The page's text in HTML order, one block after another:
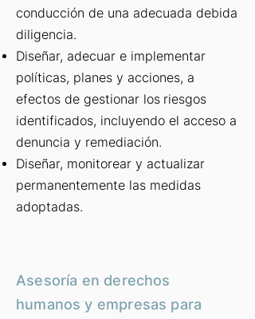
conducción de una adecuada debida
diligencia.
Diseñar, adecuar e implementar
políticas, planes y acciones, a
efectos de gestionar los riesgos
identificados, incluyendo el acceso a
denuncia y remediación.
Diseñar, monitorear y actualizar
permanentemente las medidas
adoptadas.
Asesoría en derechos
humanos y empresas para